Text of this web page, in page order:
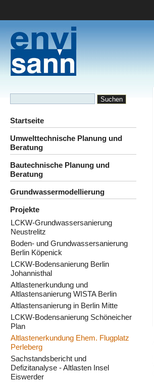
Startseite
Umwelttechnische Planung und
Beratung
Bautechnische Planung und
Beratung
Grundwassermodellierung
Projekte
LCKW-Grundwassersanierung
Neustrelitz
Boden- und Grundwassersanierung
Berlin Köpenick
LCKW-Bodensanierung Berlin
Johannisthal
Altlastenerkundung und
Altlastensanierung WISTA Berlin
Altlastensanierung in Berlin Mitte
LCKW-Bodensanierung Schöneicher
Plan
Altlastenerkundung Ehem. Flugplatz
Perleberg
Sachstandsbericht und
Defizitanalyse - Altlasten Insel
Eiswerder